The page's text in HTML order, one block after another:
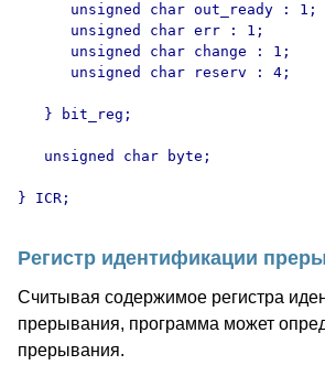
      unsigned char out_ready : 1;
      unsigned char err : 1;
      unsigned char change : 1;
      unsigned char reserv : 4;
   } bit_reg;
   unsigned char byte;
Регистр идентификации
Считывая содержимое регистра
прерывания, программа может
прерывания.